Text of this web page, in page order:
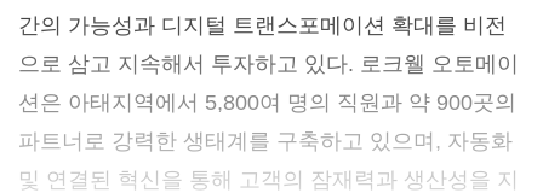
간의 가능성과 디지털 트랜스포메이션 확대를 비전
으로 삼고 지속해서 투자하고 있다. 로크웰 오토메이
션은 아태지역에서 5,800여 명의 직원과 약 900곳의
파트너로 강력한 생태계를 구축하고 있으며, 자동화
및 연결된 혁신을 통해 고객의 잠재력과 생산성을 지